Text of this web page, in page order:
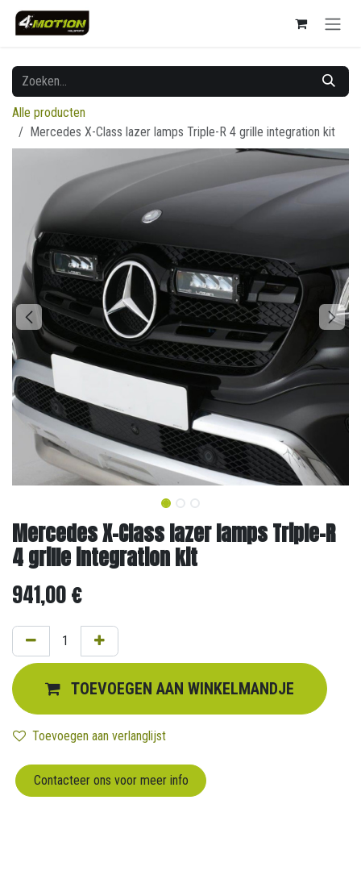
Overslaan naar inhoud
Alle producten
Mercedes X-Class lazer lamps Triple-R 4 grille integration kit
Mercedes X-Class lazer lamps Triple-R
4 grille integration kit
941,00€
TOEVOEGEN AAN WINKELMANDJE
Toevoegen aan verlanglijst
Contacteer ons voor meer info